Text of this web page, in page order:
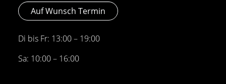
Auf Wunsch Termin
Di bis Fr: 13:00 – 19:00
Sa: 10:00 – 16:00